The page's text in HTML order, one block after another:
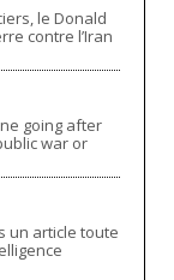
le Donald
contre l’Iran
going after
war or
un article toute